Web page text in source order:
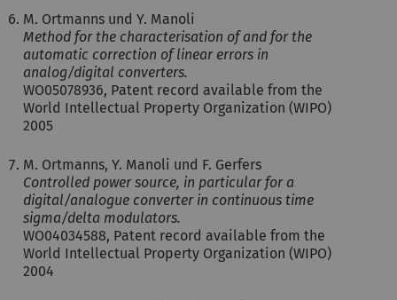
M. Ortmanns und Y. Manoli
Method for the characterisation of and for the
automatic correction of linear errors in
analog/digital converters.
WO05078936, Patent record available from the
World Intellectual Property Organization (WIPO)
2005
M. Ortmanns, Y. Manoli und F. Gerfers
Controlled power source, in particular for a
digital/analogue converter in continuous time
sigma/delta modulators.
WO04034588, Patent record available from the
World Intellectual Property Organization (WIPO)
2004